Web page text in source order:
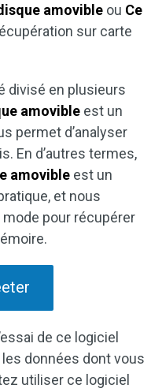
amovible ou Ce
sur carte
divisé en plusieurs
amovible est un
permet d’analyser
En d’autres termes,
amovible est un
et nous
pour récupérer
de ce logiciel
données dont vous
utiliser ce logiciel